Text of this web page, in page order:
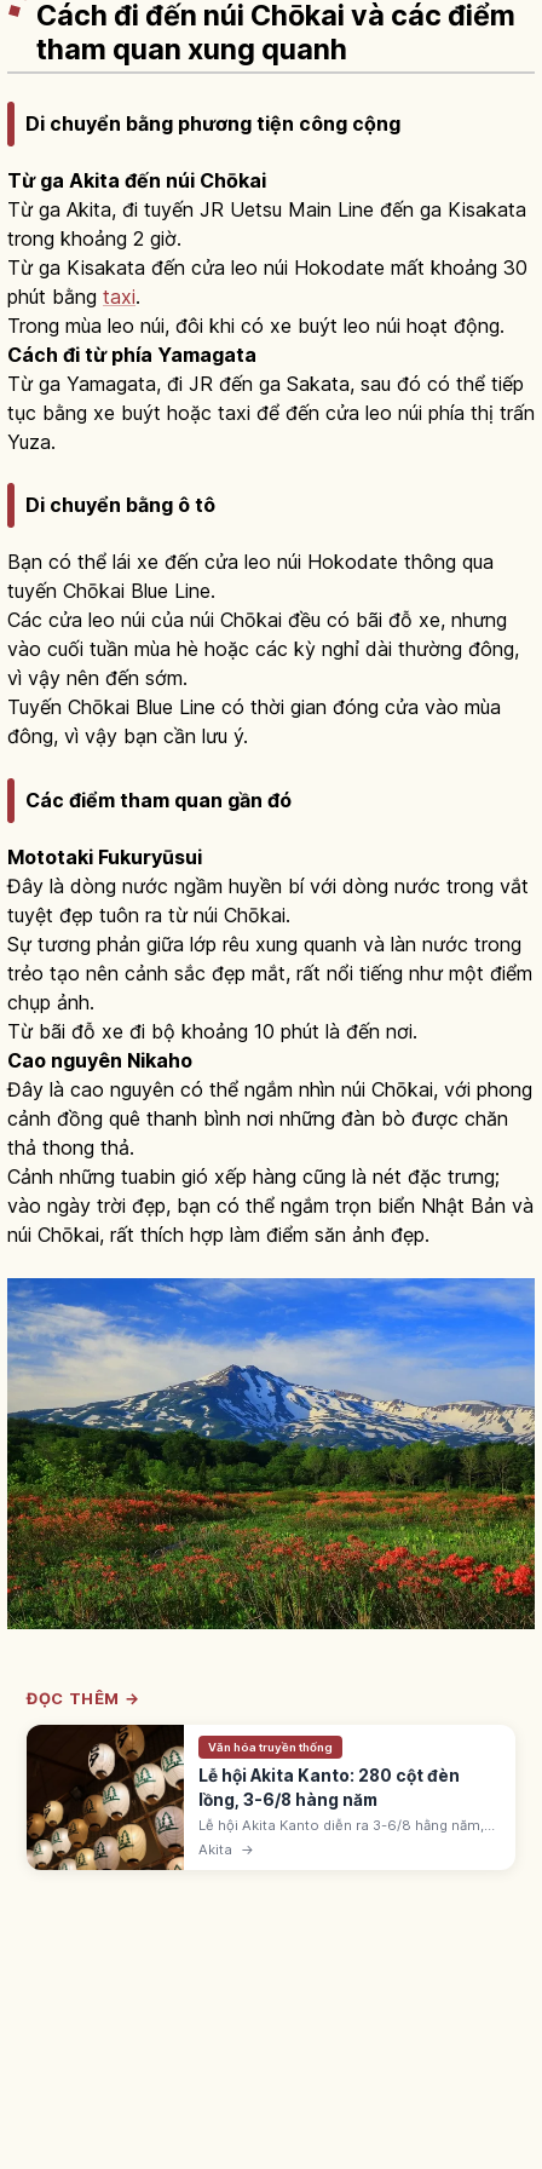
Cách đi đến núi Chōkai và các điểm
tham quan xung quanh
Di chuyển bằng phương tiện công cộng
Từ ga Akita đến núi Chōkai
Từ ga Akita, đi tuyến JR Uetsu Main Line đến ga Kisakata
trong khoảng 2 giờ.
Từ ga Kisakata đến cửa leo núi Hokodate mất khoảng 30
phút bằng taxi.
Trong mùa leo núi, đôi khi có xe buýt leo núi hoạt động.
Cách đi từ phía Yamagata
Từ ga Yamagata, đi JR đến ga Sakata, sau đó có thể tiếp
tục bằng xe buýt hoặc taxi để đến cửa leo núi phía thị trấn
Yuza.
Di chuyển bằng ô tô
Bạn có thể lái xe đến cửa leo núi Hokodate thông qua
tuyến Chōkai Blue Line.
Các cửa leo núi của núi Chōkai đều có bãi đỗ xe, nhưng
vào cuối tuần mùa hè hoặc các kỳ nghỉ dài thường đông,
vì vậy nên đến sớm.
Tuyến Chōkai Blue Line có thời gian đóng cửa vào mùa
đông, vì vậy bạn cần lưu ý.
Các điểm tham quan gần đó
Mototaki Fukuryūsui
Đây là dòng nước ngầm huyền bí với dòng nước trong vắt
tuyệt đẹp tuôn ra từ núi Chōkai.
Sự tương phản giữa lớp rêu xung quanh và làn nước trong
trẻo tạo nên cảnh sắc đẹp mắt, rất nổi tiếng như một điểm
chụp ảnh.
Từ bãi đỗ xe đi bộ khoảng 10 phút là đến nơi.
Cao nguyên Nikaho
Đây là cao nguyên có thể ngắm nhìn núi Chōkai, với phong
cảnh đồng quê thanh bình nơi những đàn bò được chăn
thả thong thả.
Cảnh những tuabin gió xếp hàng cũng là nét đặc trưng;
vào ngày trời đẹp, bạn có thể ngắm trọn biển Nhật Bản và
núi Chōkai, rất thích hợp làm điểm săn ảnh đẹp.
ĐỌC THÊM →
Văn hóa truyền thống
Lễ hội Akita Kanto: 280 cột đèn
lồng, 3-6/8 hàng năm
Lễ hội Akita Kanto diễn ra 3-6/8 hằng năm,
một trong Tam đại lễ hội Tohoku. Khoảng
Akita →